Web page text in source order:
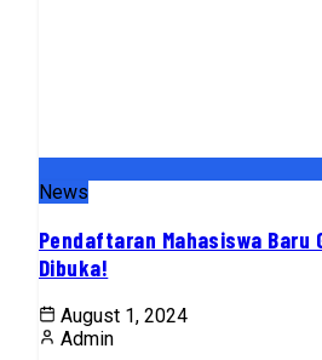
News
Pendaftaran Mahasiswa Baru
Dibuka!
August 1, 2024
Admin